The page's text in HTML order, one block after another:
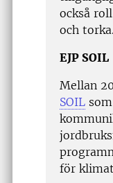
också
och torka.
EJP SOIL
Mellan
SOIL
för